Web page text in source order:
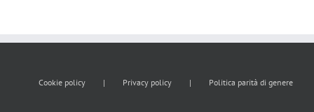
Cookie policy Privacy policy Politica parità di genere